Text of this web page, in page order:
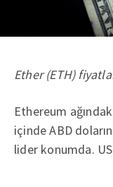
Ether (ETH)
Ethereum
içinde ABD
lider konumda.